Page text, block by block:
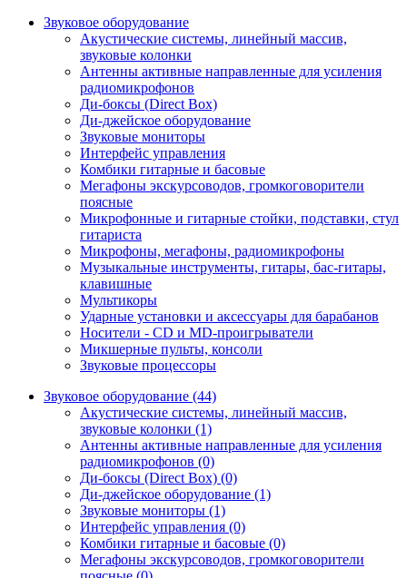
Звуковое оборудование
Акустические системы, линейный массив,
звуковые колонки
Антенны активные направленные для усиления
радиомикрофонов
Ди-боксы (Direct Box)
Ди-джейское оборудование
Звуковые мониторы
Интерфейс управления
Комбики гитарные и басовые
Мегафоны экскурсоводов, громкоговорители
поясные
Микрофонные и гитарные стойки, подставки, стул
гитариста
Микрофоны, мегафоны, радиомикрофоны
Музыкальные инструменты, гитары, бас-гитары,
клавишные
Мультикоры
Ударные установки и аксессуары для барабанов
Носители - CD и MD-проигрыватели
Микшерные пульты, консоли
Звуковые процессоры
Звуковое оборудование (44)
Акустические системы, линейный массив,
звуковые колонки (1)
Антенны активные направленные для усиления
радиомикрофонов (0)
Ди-боксы (Direct Box) (0)
Ди-джейское оборудование (1)
Звуковые мониторы (1)
Интерфейс управления (0)
Комбики гитарные и басовые (0)
Мегафоны экскурсоводов, громкоговорители